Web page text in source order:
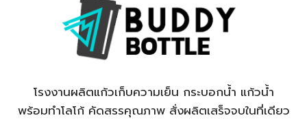
โรงงานผลิตแก้วเก็บความเย็น กระบอกน้ำ แก้วน้ำ
พร้อมทำโลโก้ คัดสรรคุณภาพ สั่งผลิตเสร็จจบในที่เดียว